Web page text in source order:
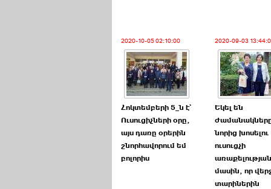
2020-10-05 02:10:00
Հոկտեմբերի 5_ն է`
Ուսուցիչների օրը,
այս դառը օրերին
շնորհավորում եմ
բոլորիս
2020-09-03
Եկել են
նորից խոսելու
ուսուցչի
առաքելության
մասին, որ
տարիներին